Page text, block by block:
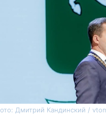
Дмитрий Кандинский /